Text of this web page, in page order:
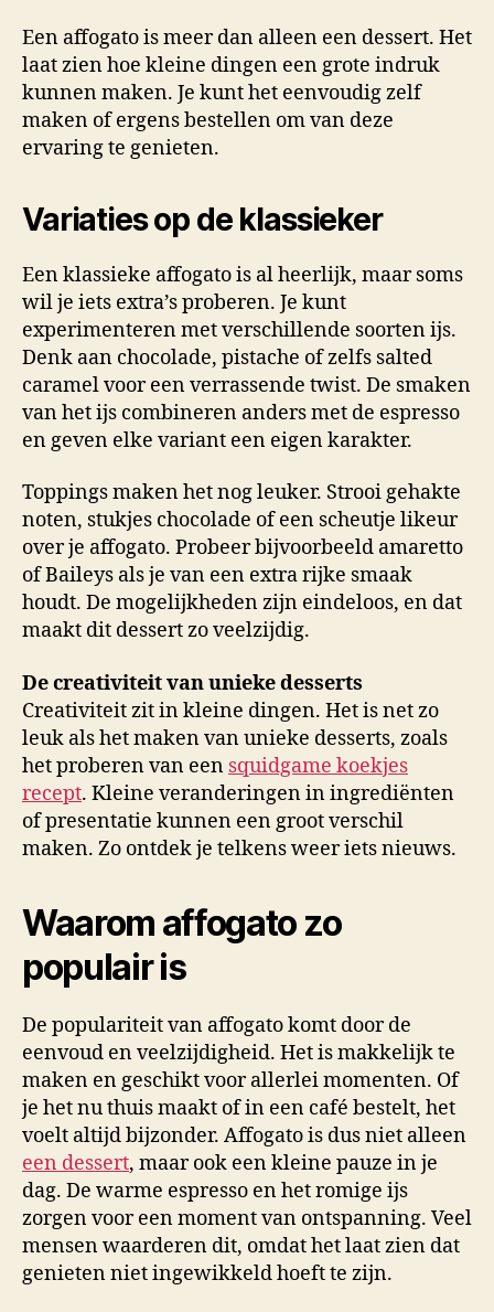
Een affogato is meer dan alleen een dessert. Het
laat zien hoe kleine dingen een grote indruk
kunnen maken. Je kunt het eenvoudig zelf
maken of ergens bestellen om van deze
ervaring te genieten.
Variaties op de klassieker
Een klassieke affogato is al heerlijk, maar soms
wil je iets extra’s proberen. Je kunt
experimenteren met verschillende soorten ijs.
Denk aan chocolade, pistache of zelfs salted
caramel voor een verrassende twist. De smaken
van het ijs combineren anders met de espresso
en geven elke variant een eigen karakter.
Toppings maken het nog leuker. Strooi gehakte
noten, stukjes chocolade of een scheutje likeur
over je affogato. Probeer bijvoorbeeld amaretto
of Baileys als je van een extra rijke smaak
houdt. De mogelijkheden zijn eindeloos, en dat
maakt dit dessert zo veelzijdig.
De creativiteit van unieke desserts
Creativiteit zit in kleine dingen. Het is net zo
leuk als het maken van unieke desserts, zoals
het proberen van een squidgame koekjes
recept. Kleine veranderingen in ingrediënten
of presentatie kunnen een groot verschil
maken. Zo ontdek je telkens weer iets nieuws.
Waarom affogato zo
populair is
De populariteit van affogato komt door de
eenvoud en veelzijdigheid. Het is makkelijk te
maken en geschikt voor allerlei momenten. Of
je het nu thuis maakt of in een café bestelt, het
voelt altijd bijzonder. Affogato is dus niet alleen
een dessert, maar ook een kleine pauze in je
dag. De warme espresso en het romige ijs
zorgen voor een moment van ontspanning. Veel
mensen waarderen dit, omdat het laat zien dat
genieten niet ingewikkeld hoeft te zijn.